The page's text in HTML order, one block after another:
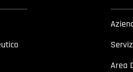
Area